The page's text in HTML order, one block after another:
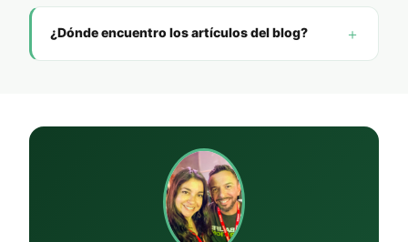
¿Dónde encuentro los artículos del blog?